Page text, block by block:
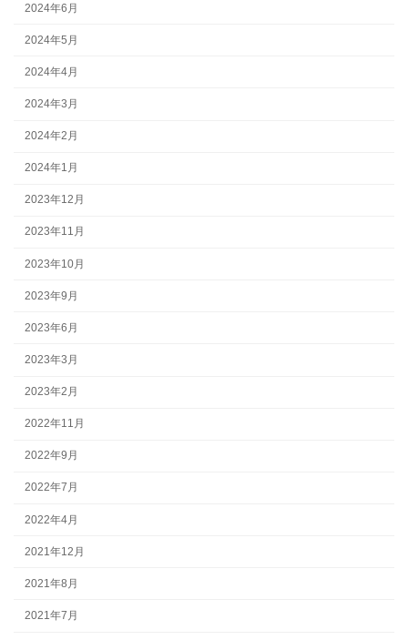
2024年6月
2024年5月
2024年4月
2024年3月
2024年2月
2024年1月
2023年12月
2023年11月
2023年10月
2023年9月
2023年6月
2023年3月
2023年2月
2022年11月
2022年9月
2022年7月
2022年4月
2021年12月
2021年8月
2021年7月